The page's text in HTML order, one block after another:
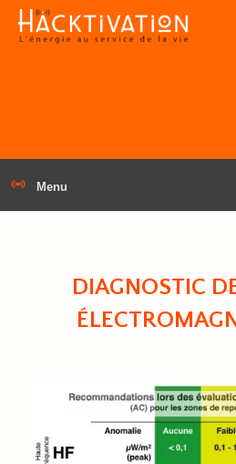
Menu
DIAGNOSTIC